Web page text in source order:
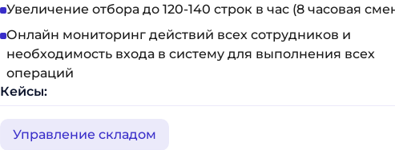
Увеличение отбора до 120-140 строк в час (8 часовая
Онлайн мониторинг действий всех сотрудников и
необходимость входа в систему для выполнения всех
операций
Кейсы:
Управление складом